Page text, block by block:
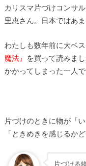
カリスマ片づけコンサ
里恵さん。日本ではあ
わたしも数年前に大ベ
魔法』
を買って読みま
かかってしまった一人
片づけのときに物が「
「ときめきを感じるかど
片づける